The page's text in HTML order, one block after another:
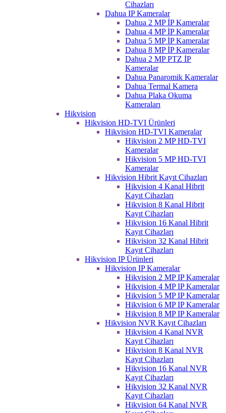
Cihazları
Dahua IP Kameralar
Dahua 2 MP İP Kameralar
Dahua 4 MP İP Kameralar
Dahua 5 MP İP Kameralar
Dahua 8 MP İP Kameralar
Dahua 2 MP PTZ İP
Kameralar
Dahua Panaromik Kameralar
Dahua Termal Kamera
Dahua Plaka Okuma
Kameraları
Hikvision
Hikvision HD-TVI Ürünleri
Hikvision HD-TVI Kameralar
Hikvision 2 MP HD-TVI
Kameralar
Hikvision 5 MP HD-TVI
Kameralar
Hikvision Hibrit Kayıt Cihazları
Hikvision 4 Kanal Hibrit
Kayıt Cihazları
Hikvision 8 Kanal Hibrit
Kayıt Cihazları
Hikvision 16 Kanal Hibrit
Kayıt Cihazları
Hikvision 32 Kanal Hibrit
Kayıt Cihazları
Hikvision IP Ürünleri
Hikvision IP Kameralar
Hikvision 2 MP IP Kameralar
Hikvision 4 MP IP Kameralar
Hikvision 5 MP IP Kameralar
Hikvision 6 MP IP Kameralar
Hikvision 8 MP IP Kameralar
Hikvision NVR Kayıt Cihazları
Hikvision 4 Kanal NVR
Kayıt Cihazları
Hikvision 8 Kanal NVR
Kayıt Cihazları
Hikvision 16 Kanal NVR
Kayıt Cihazları
Hikvision 32 Kanal NVR
Kayıt Cihazları
Hikvision 64 Kanal NVR